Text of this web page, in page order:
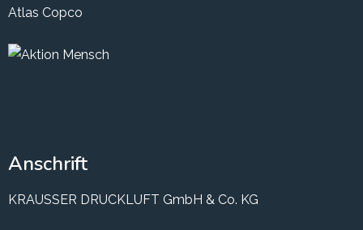
Atlas Copco
Anschrift
KRAUSSER DRUCKLUFT GmbH & Co. KG